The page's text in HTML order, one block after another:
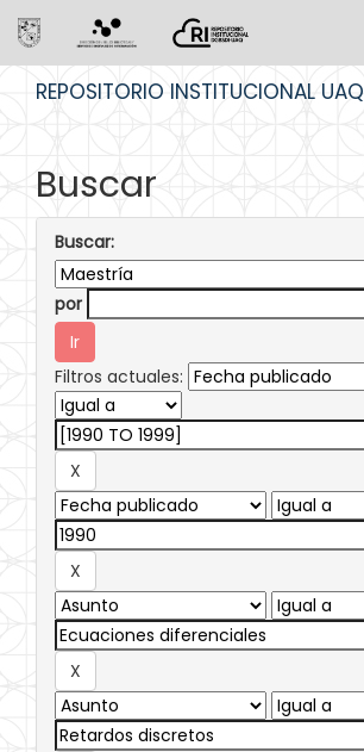
REPOSITORIO INSTITUCIONAL UAQ
Buscar
Buscar:
por
Filtros actuales: